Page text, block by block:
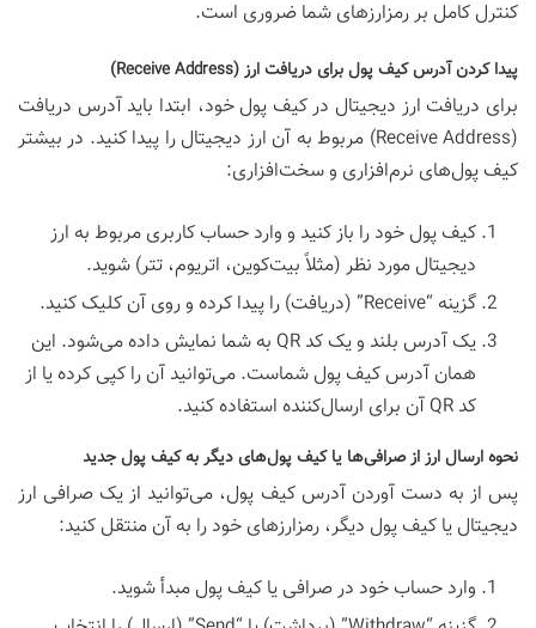
کنترل کامل بر رمزارزهای شما ضروری است.
پیدا کردن آدرس کیف پول برای دریافت ارز (Receive Address)
برای دریافت ارز دیجیتال در کیف پول خود، ابتدا باید آدرس دریافت
(Receive Address) مربوط به آن ارز دیجیتال را پیدا کنید. در بیشتر
کیف پول‌های نرم‌افزاری و سخت‌افزاری:
کیف پول خود را باز کنید و وارد حساب کاربری مربوط به ارز
دیجیتال مورد نظر (مثلاً بیت‌کوین، اتریوم، تتر) شوید.
گزینه “Receive” (دریافت) را پیدا کرده و روی آن کلیک کنید.
یک آدرس بلند و یک کد QR به شما نمایش داده می‌شود. این
همان آدرس کیف پول شماست. می‌توانید آن را کپی کرده یا از
کد QR آن برای ارسال‌کننده استفاده کنید.
نحوه ارسال ارز از صرافی‌ها یا کیف پول‌های دیگر به کیف پول جدید
پس از به دست آوردن آدرس کیف پول، می‌توانید از یک صرافی ارز
دیجیتال یا کیف پول دیگر، رمزارزهای خود را به آن منتقل کنید:
وارد حساب خود در صرافی یا کیف پول مبدأ شوید.